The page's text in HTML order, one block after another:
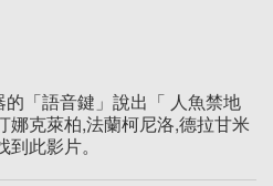
「語音鍵」說出「 人魚禁地
娜克萊柏,法蘭柯尼洛,德拉甘米
此影片。